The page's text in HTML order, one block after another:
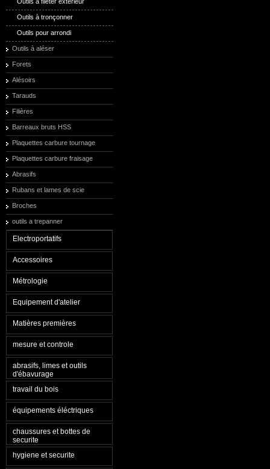
Outils à tronçonner
Outils pour arrondi
Outils à aléser
Forets
Alésoirs
Tarauds
Filières
Barreaux bruts HSS
Plaquettes carbure tournage
Plaquettes carbure fraisage
Abrasifs
Rubans et lames de scie
Broches
outils a trepanner
Electroportatifs
Accessoires
Métrologie
Equipement d'atelier
Matières premières
mesure et controle
abrasifs, limes et outils
d'ébavurage
travail du bois
équipements éléctriques
chaussures et bottes de
securite
hygiene et securite